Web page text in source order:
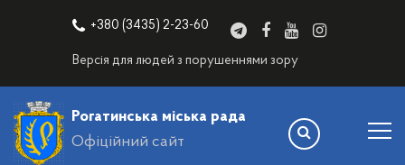
+380 (3435) 2-23-60
Версія для людей з порушеннями зору
Рогатинська міська рада
Офіційний сайт